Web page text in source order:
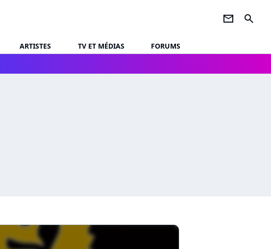
newsletter search
ARTISTES TV ET MÉDIAS
FORUMS